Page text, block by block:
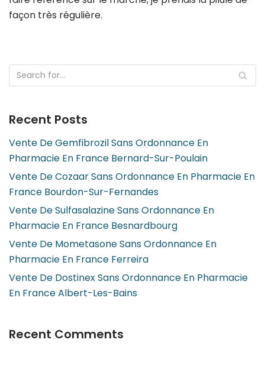
façon très régulière.
Recent Posts
Vente De Gemfibrozil Sans Ordonnance En
Pharmacie En France Bernard-Sur-Poulain
Vente De Cozaar Sans Ordonnance En Pharmacie En
France Bourdon-Sur-Fernandes
Vente De Sulfasalazine Sans Ordonnance En
Pharmacie En France Besnardbourg
Vente De Mometasone Sans Ordonnance En
Pharmacie En France Ferreira
Vente De Dostinex Sans Ordonnance En Pharmacie
En France Albert-Les-Bains
Recent Comments